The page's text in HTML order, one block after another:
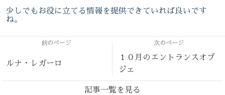
少しでもお役に立てる情報を提供できていれば良いです
ね。
前のページ
ルナ・レガーロ
次のページ
１０月のエントランスオブ
ジェ
記事一覧を見る